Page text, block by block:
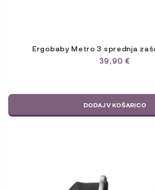
Ergobaby Metro 3 sprednja
39,90 €
DODAJ V KOŠARICO